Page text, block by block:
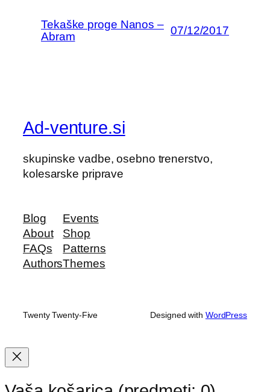
Tekaške proge Nanos –
Abram
07/12/2017
Ad-venture.si
skupinske vadbe, osebno trenerstvo,
kolesarske priprave
Blog
About
FAQs
Authors
Events
Shop
Patterns
Themes
Twenty Twenty-Five Designed with WordPress